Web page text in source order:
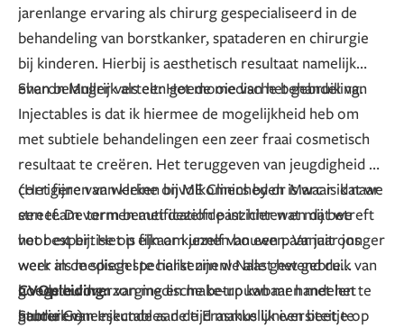
jarenlange ervaring als chirurg gespecialiseerd in de
behandeling van borstkanker, spataderen en chirurgie
bij kinderen. Hierbij is aesthetisch resultaat namelijk
even belangrijk als een goede medische behandeling.
Sharon Muller vertelt: Het mooie van het gebruik van
Injectables is dat ik hiermee de mogelijkheid heb om
met subtiele behandelingen een zeer fraai cosmetisch
resultaat te creëren. Het teruggeven van jeugdigheid of
corrigeren van kleine onvolkomenheden is waar ik naar
streef. De term beautification past hier wat mij betreft
het best bij. Het is fijn om jezelf van een paar jaar jonger
weer in de spiegel te herkennen! Naast het gebruik van
goede huidverzorging en make-up kan men met het
gebruik van Injectables de tijd makkelijk een beetje op
(Het fijne van werken bij ME Clinics by dr Marc is dat we
een team vormen met dezelfde inzichten en dat we
voor expertise op elkaar kunnen bouwen. Vanuit ons
werk als medisch specialist zijn we alle gewend de
hoogste vorm van medische betrouwbaar handelen te
hanteren)
CVOpleiding:
Studie Geneeskunde aan de Erasmus Universiteit te